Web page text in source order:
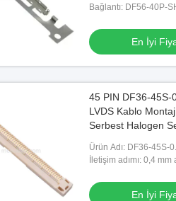
Bağlantı: DF56-40P-
En İyi
45 PIN DF36-45S-
LVDS Kablo
Serbest Halogen
Ürün Adı: DF36-45S-
Koaksiyel lvds edp
İletişim adımı: 0,4 mm
En İyi